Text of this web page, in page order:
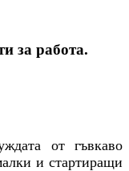
за работа.
от гъвкаво
и стартиращи